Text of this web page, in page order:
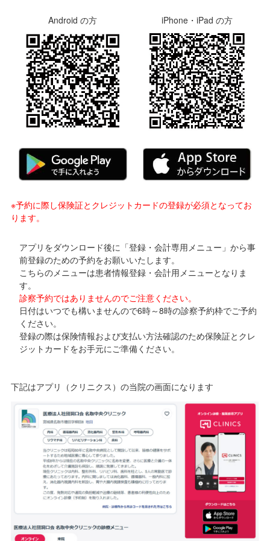
Android の方 iPhone・iPad の方
※予約に際し保険証とクレジットカードの登録が必須となってお
ります。
アプリをダウンロード後に「登録・会計専用メニュー」から事
前登録のための予約をお願いいたします。
こちらのメニューは患者情報登録・会計用メニューとなりま
す。
診察予約ではありませんのでご注意ください。
日付はいつでも構いませんので6時～8時の診察予約枠でご予約
ください。
登録の際は保険情報および支払い方法確認のため保険証とクレ
ジットカードをお手元にご準備ください。
下記はアプリ（クリニクス）の当院の画面になります